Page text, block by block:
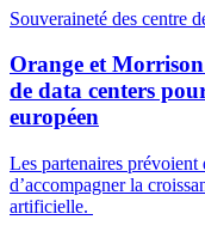
Souveraineté des centre
Orange et
de data centers
européen
Les partenaires
d’accompagner la
artificielle.